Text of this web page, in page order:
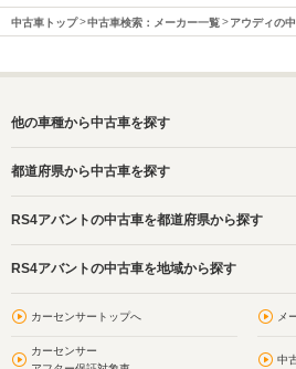
中古車トップ 中古車検索：メーカー一覧 アウディの
他の車種から中古車を探す
都道府県から中古車を探す
RS4アバントの中古車を都道府県から探す
RS4アバントの中古車を地域から探す
カーセンサートップへ メ
カーセンサー
中